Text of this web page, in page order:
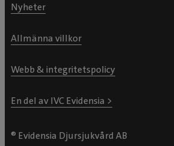
Nyheter
Allmänna villkor
Webb & integritetspolicy
En del av IVC Evidensia >
® Evidensia Djursjukvård AB